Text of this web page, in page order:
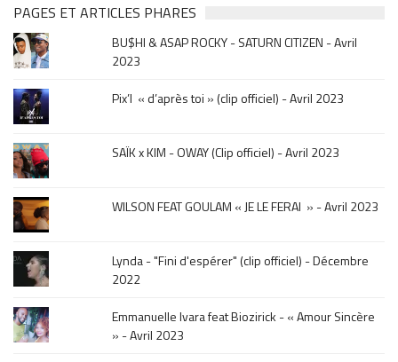
&
musique,
click
sur
le
mois
de
la
sortie
PAGES ET ARTICLES PHARES
BU$HI & ASAP ROCKY - SATURN CITIZEN - Avril
2023
Pix’l « d’après toi » (clip officiel) - Avril 2023
SAÏK x KIM - OWAY (Clip officiel) - Avril 2023
WILSON FEAT GOULAM « JE LE FERAI » - Avril 2023
Lynda - "Fini d'espérer" (clip officiel) - Décembre
2022
Emmanuelle Ivara feat Biozirick - « Amour Sincère
» - Avril 2023